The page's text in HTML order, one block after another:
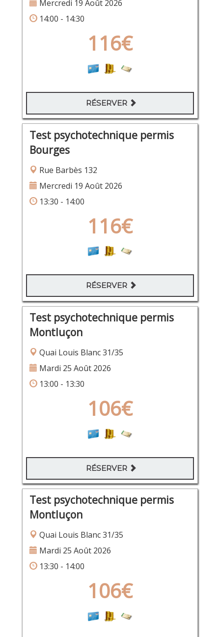
Mercredi 19 Août 2026
14:00 - 14:30
116€
RÉSERVER
Test psychotechnique permis
Bourges
Rue Barbès 132
Mercredi 19 Août 2026
13:30 - 14:00
116€
RÉSERVER
Test psychotechnique permis
Montluçon
Quai Louis Blanc 31/35
Mardi 25 Août 2026
13:00 - 13:30
106€
RÉSERVER
Test psychotechnique permis
Montluçon
Quai Louis Blanc 31/35
Mardi 25 Août 2026
13:30 - 14:00
106€